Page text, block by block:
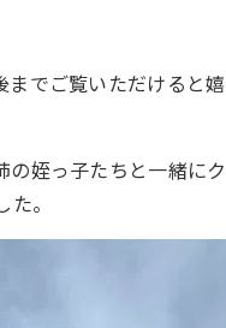
でご覧いただけると嬉
姪っ子たちと一緒にク
。